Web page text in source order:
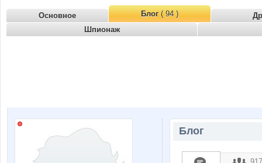
Основное Блог( 94 )
Шпионаж
Блог